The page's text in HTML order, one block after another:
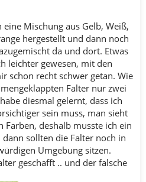
Mischung aus Gelb, Weiß,
hergestellt und dann noch
da und dort. Etwas
leichter gewesen, mit den
schon recht schwer getan. Wie
Falter nur zwei
diesmal gelernt, dass ich
sein muss, man sieht
Farben, deshalb musste ich ein
sollten die Falter noch in
Umgebung sitzen.
geschafft .. und der falsche